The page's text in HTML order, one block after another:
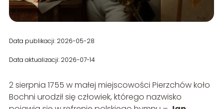
Data publikacji: 2026-05-28
Data aktualizacji: 2026-07-14
2 sierpnia 1755 w małej miejscowości Pierzchów koło
Bochni urodził się człowiek, którego nazwisko